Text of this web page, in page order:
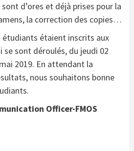
d’ores et déjà prises pour la
la correction des copies…
étudiants étaient inscrits aux
se sont déroulés, du jeudi 02
2019. En attendant la
nous souhaitons bonne
Officer-FMOS